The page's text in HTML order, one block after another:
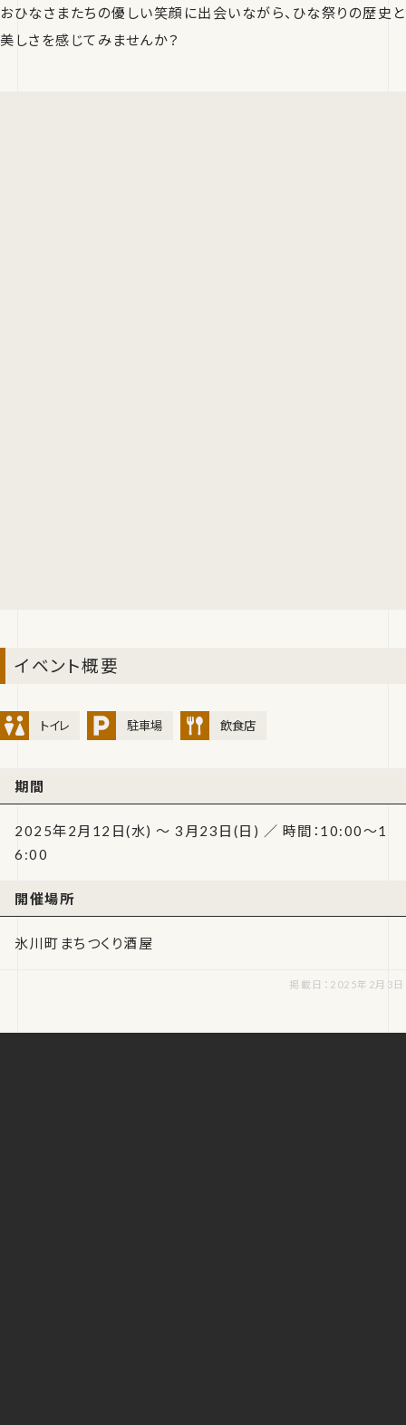
おひなさまたちの優しい笑顔に出会いながら、ひな祭りの歴史と
美しさを感じてみませんか？
イベント概要
トイレ 駐車場 飲食店
期間
2025年2月12日(水) ～ 3月23日(日) ／ 時間：10:00～1
6:00
開催場所
氷川町まちつくり酒屋
掲載日：2025年2月3日